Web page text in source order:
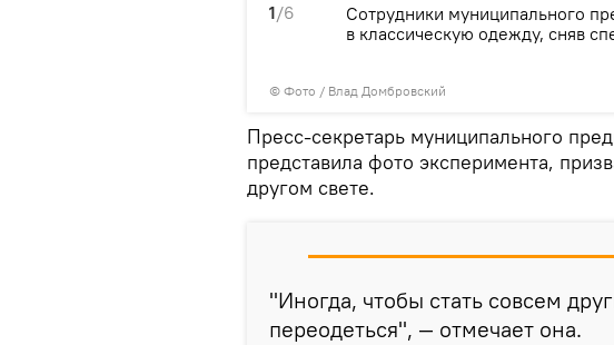
1/6
© Фото / Влад Домбровский
Сотрудники муниципального
в классическую одежду, сняв
Пресс-секретарь муниципального
представила фото эксперимента,
другом свете.
"Иногда, чтобы стать совсем
переодеться", — отмечает она.